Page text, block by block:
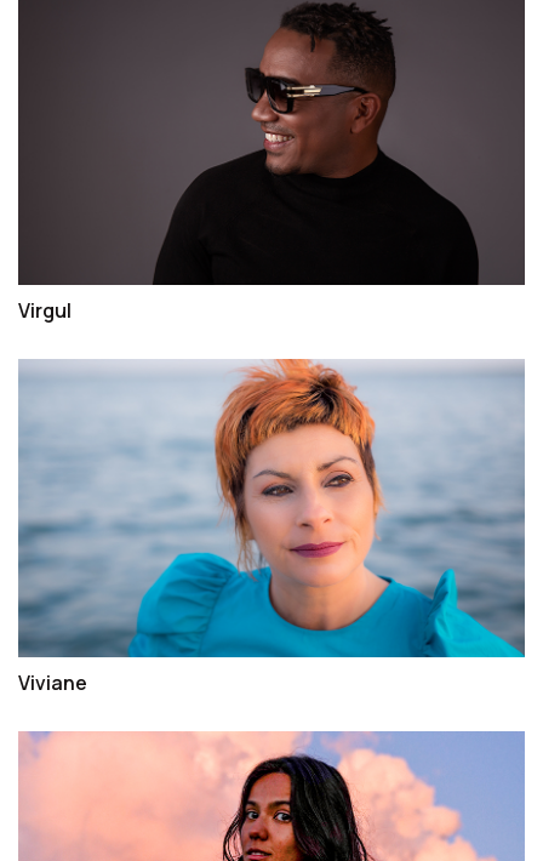
Virgul
Viviane